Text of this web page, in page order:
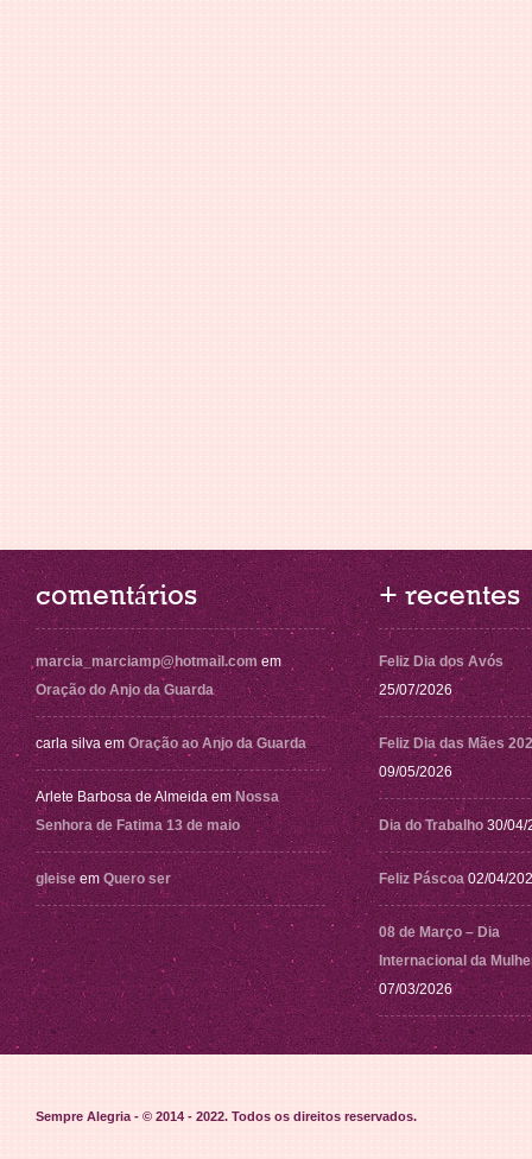
comentários
marcia_marciamp@hotmail.com em
Oração do Anjo da Guarda
carla silva em Oração ao Anjo da Guarda
Arlete Barbosa de Almeida em Nossa
Senhora de Fatima 13 de maio
gleise em Quero ser
+ recentes
Feliz Dia dos Avós
25/07/2026
Feliz Dia das Mães
09/05/2026
Dia do Trabalho 30/04/
Feliz Páscoa 02/04/
08 de Março – Dia
Internacional da
07/03/2026
Sempre Alegria - © 2014 - 2022. Todos os direitos reservados.